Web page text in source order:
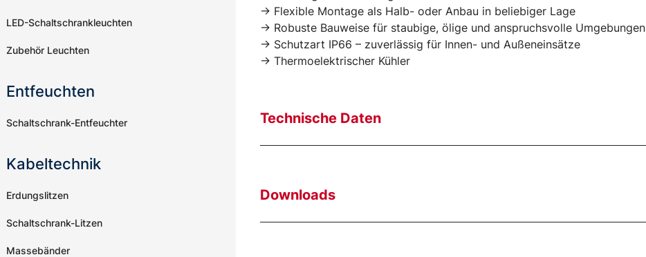
-> Flexible Montage als Halb- oder Anbau in beliebiger Lage
-> Robuste Bauweise für staubige, ölige und anspruchsvolle Umgebungen
-> Schutzart IP66 – zuverlässig für Innen- und Außeneinsätze
-> Thermoelektrischer Kühler
Technische Daten
Downloads
LED-Schaltschrankleuchten
Zubehör Leuchten
Entfeuchten
Schaltschrank-Entfeuchter
Kabeltechnik
Erdungslitzen
Schaltschrank-Litzen
Massebänder